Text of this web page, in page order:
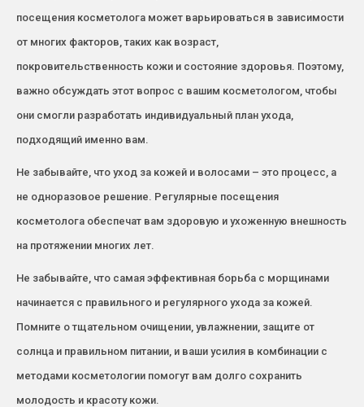
посещения косметолога может варьироваться в зависимости
от многих факторов, таких как возраст,
покровительственность кожи и состояние здоровья. Поэтому,
важно обсуждать этот вопрос с вашим косметологом, чтобы
они смогли разработать индивидуальный план ухода,
подходящий именно вам.
Не забывайте, что уход за кожей и волосами – это процесс, а
не одноразовое решение. Регулярные посещения
косметолога обеспечат вам здоровую и ухоженную внешность
на протяжении многих лет.
Не забывайте, что самая эффективная борьба с морщинами
начинается с правильного и регулярного ухода за кожей.
Помните о тщательном очищении, увлажнении, защите от
солнца и правильном питании, и ваши усилия в комбинации с
методами косметологии помогут вам долго сохранить
молодость и красоту кожи.